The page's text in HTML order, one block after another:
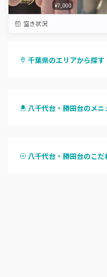
¥7,000
空き状況
千葉県のエリアから探す
八千代台・勝田台のメニ
八千代台・勝田台のこ